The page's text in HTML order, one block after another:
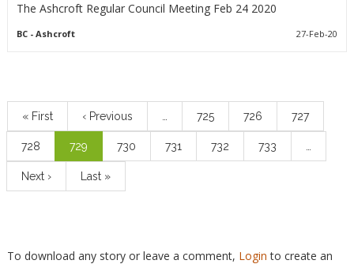
The Ashcroft Regular Council Meeting Feb 24 2020
BC- Ashcroft 27-Feb-20
First
page
« First
Previous
page
‹ Previous Page
725 Page
726 Page
727
Page
728
Current
page
729 Page
730 Page
731 Page
732 Page
733
Next
page
Next ›
Last
page
Last »
To download any story or leave a comment, Loginto create an